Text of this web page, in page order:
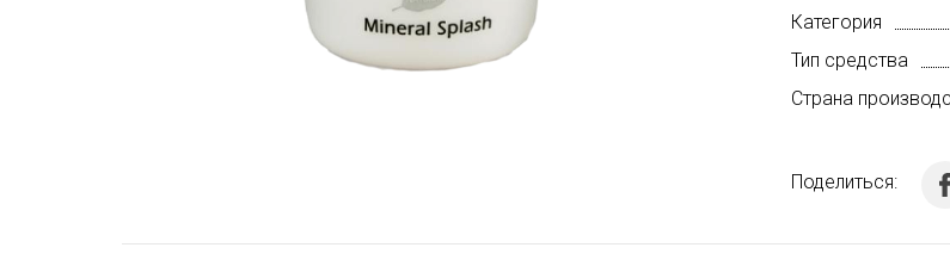
Категория
Тип средства
Страна
Поделиться: